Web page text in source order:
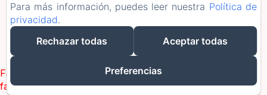
Failed to load BookingEngine/index: Loading chunk 1322
failed. (missing:
Para más información, puedes leer nuestra Política de
privacidad.
Rechazar todas
Aceptar todas
Preferencias